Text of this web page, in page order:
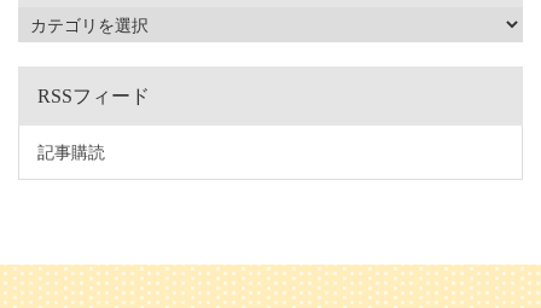
RSSフィード
記事購読